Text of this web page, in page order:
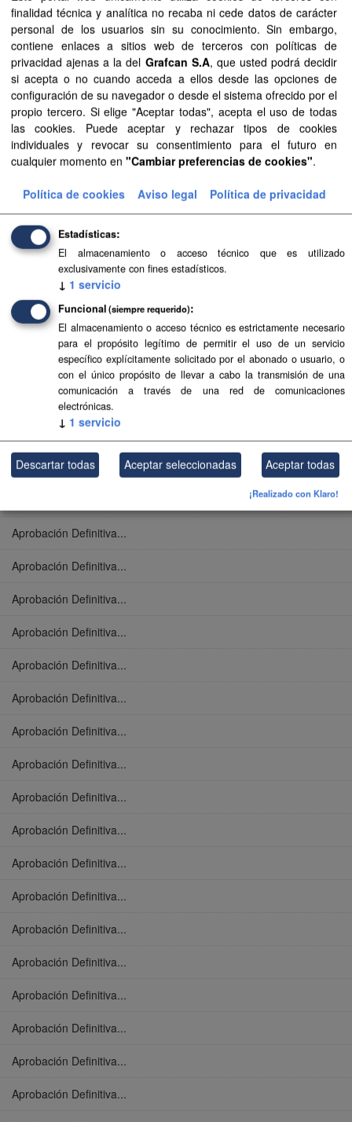
Aprobación Definitiva...
Aprobación Definitiva...
Aprobación Definitiva...
Aprobación Definitiva...
Aprobación Definitiva...
Aprobación Definitiva...
Aprobación Definitiva...
Aprobación Definitiva...
Aprobación Definitiva...
Aprobación Definitiva...
Aprobación Definitiva...
Aprobación Definitiva...
Aprobación Definitiva...
Aprobación Definitiva...
Aprobación Definitiva...
Aprobación Definitiva...
Aprobación Definitiva...
Aprobación Definitiva...
Aprobación Definitiva...
Aprobación Definitiva...
Aprobación Definitiva...
Aprobación Definitiva...
Aprobación Definitiva...
Aprobación Definitiva...
Aprobación Definitiva...
Aprobación Definitiva...
Aprobación Definitiva...
Aprobación Definitiva...
Aprobación Definitiva...
Aprobación Definitiva...
Aprobación Definitiva...
Aprobación Definitiva...
finalidad técnica y analítica no recaba ni cede datos de carácter
personal de los usuarios sin su conocimiento. Sin embargo,
contiene enlaces a sitios web de terceros con políticas de
privacidad ajenas a la del Grafcan S.A, que usted podrá decidir
si acepta o no cuando acceda a ellos desde las opciones de
configuración de su navegador o desde el sistema ofrecido por el
propio tercero. Si elige "Aceptar todas", acepta el uso de todas
las cookies. Puede aceptar y rechazar tipos de cookies
individuales y revocar su consentimiento para el futuro en
cualquier momento en "Cambiar preferencias de cookies".
Política de cookies Aviso legal Política de privacidad
Estadísticas
El almacenamiento o acceso técnico que es utilizado
exclusivamente con fines estadísticos.
↓ 1 servicio
Funcional (siempre requerido)
El almacenamiento o acceso técnico es estrictamente necesario
para el propósito legítimo de permitir el uso de un servicio
específico explícitamente solicitado por el abonado o usuario, o
con el único propósito de llevar a cabo la transmisión de una
comunicación a través de una red de comunicaciones
electrónicas.
↓ 1 servicio
Descartar todas Aceptar seleccionadas Aceptar todas
¡Realizado con Klaro!